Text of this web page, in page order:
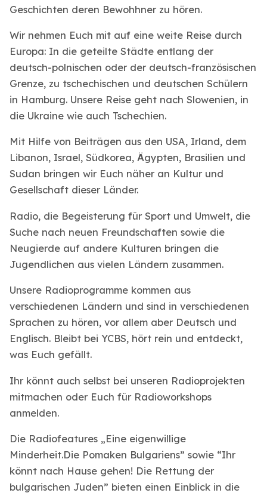
Geschichten deren Bewohhner zu hören.
Wir nehmen Euch mit auf eine weite Reise durch
Europa: In die geteilte Städte entlang der
deutsch-polnischen oder der deutsch-französischen
Grenze, zu tschechischen und deutschen Schülern
in Hamburg. Unsere Reise geht nach Slowenien, in
die Ukraine wie auch Tschechien.
Mit Hilfe von Beiträgen aus den USA, Irland, dem
Libanon, Israel, Südkorea, Ägypten, Brasilien und
Sudan bringen wir Euch näher an Kultur und
Gesellschaft dieser Länder.
Radio, die Begeisterung für Sport und Umwelt, die
Suche nach neuen Freundschaften sowie die
Neugierde auf andere Kulturen bringen die
Jugendlichen aus vielen Ländern zusammen.
Unsere Radioprogramme kommen aus
verschiedenen Ländern und sind in verschiedenen
Sprachen zu hören, vor allem aber Deutsch und
Englisch. Bleibt bei YCBS, hört rein und entdeckt,
was Euch gefällt.
Ihr könnt auch selbst bei unseren Radioprojekten
mitmachen oder Euch für Radioworkshops
anmelden.
Die Radiofeatures „Eine eigenwillige
Minderheit.Die Pomaken Bulgariens” sowie “Ihr
könnt nach Hause gehen! Die Rettung der
bulgarischen Juden” bieten einen Einblick in die